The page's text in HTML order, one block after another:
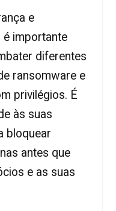
e
é importante
diferentes
ransomware e
privilégios. É
às suas
bloquear
antes que
e as suas